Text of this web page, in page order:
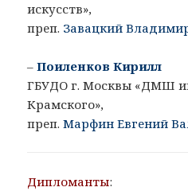
искусств»,
преп. Завацкий
–Поиленков Кирилл
ГБУДО г. Москвы «ДМШ
Крамского»,
преп.Марфин Евгений
Дипломанты: